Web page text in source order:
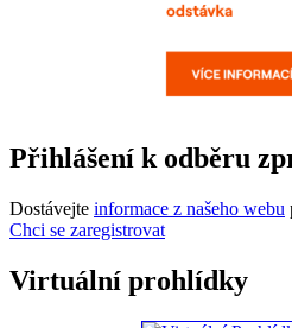
Přihlášení k odběru
Dostávejte informace z našeho webu
Chci se zaregistrovat
Virtuální prohlídky